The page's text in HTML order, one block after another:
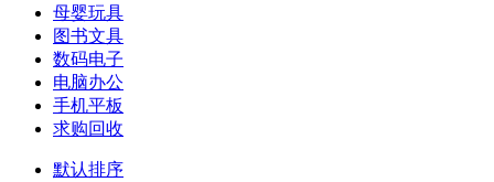
母婴玩具
图书文具
数码电子
电脑办公
手机平板
求购回收
默认排序